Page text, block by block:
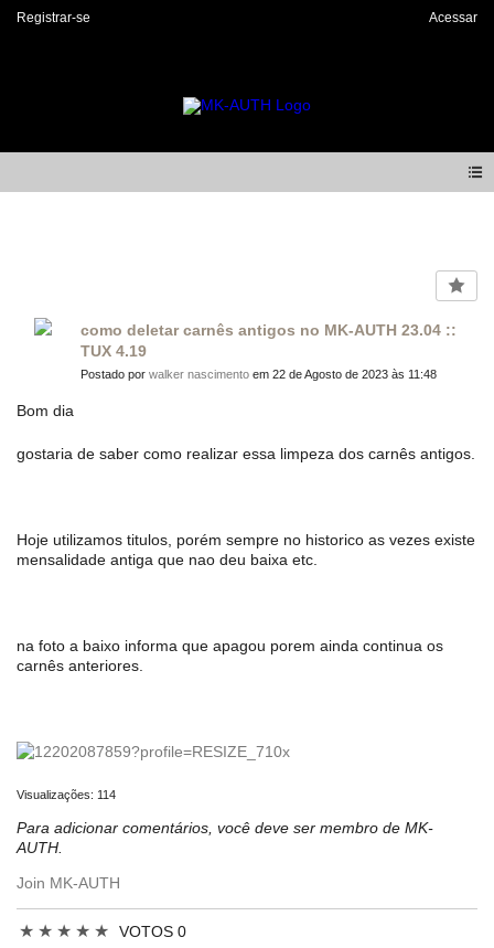
Registrar-se Acessar
como deletar carnês antigos no MK-AUTH 23.04 ::
TUX 4.19
Postado por walker nascimento em 22 de Agosto de 2023 às 11:48
Bom dia
gostaria de saber como realizar essa limpeza dos carnês antigos.
Hoje utilizamos titulos, porém sempre no historico as vezes existe
mensalidade antiga que nao deu baixa etc.
na foto a baixo informa que apagou porem ainda continua os
carnês anteriores.
Visualizações: 114
Para adicionar comentários, você deve ser membro de MK-
AUTH.
Join MK-AUTH
★ ★ ★ ★ ★ VOTOS 0